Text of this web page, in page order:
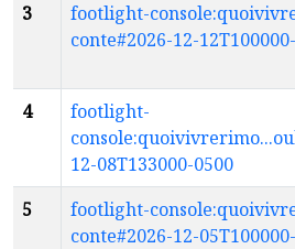
3
footlight-
conte#2026-12-
4
footlight-
12-08T133000-0500
5
footlight-
conte#2026-12-